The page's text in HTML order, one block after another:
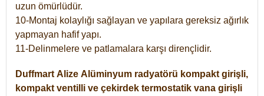
uzun ömürlüdür.
10-Montaj kolaylığı sağlayan ve yapılara gereksiz ağırlık
yapmayan hafif yapı.
11-Delinmelere ve patlamalara karşı dirençlidir.
Duffmart Alize Alüminyum radyatörü kompakt girişli,
kompakt ventilli ve çekirdek termostatik vana girişli